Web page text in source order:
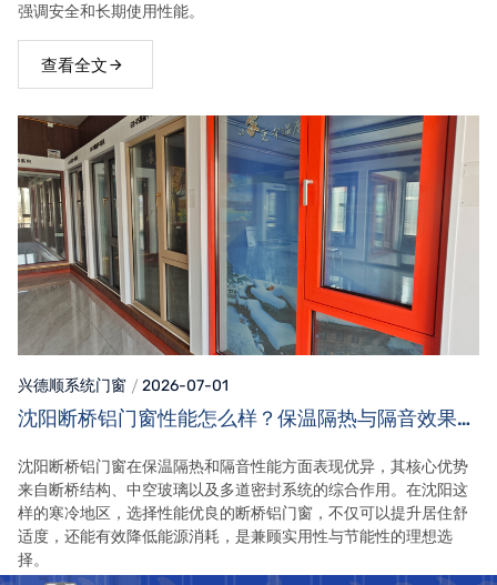
强调安全和长期使用性能。
查看全文
兴德顺系统门窗 2026-07-01
沈阳断桥铝门窗性能怎么样？保温隔热与隔音效果详
沈阳断桥铝门窗在保温隔热和隔音性能方面表现优异，其核心优势
来自断桥结构、中空玻璃以及多道密封系统的综合作用。在沈阳这
样的寒冷地区，选择性能优良的断桥铝门窗，不仅可以提升居住舒
适度，还能有效降低能源消耗，是兼顾实用性与节能性的理想选
择。